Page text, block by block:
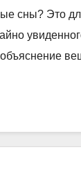
сны? Это
объяснение